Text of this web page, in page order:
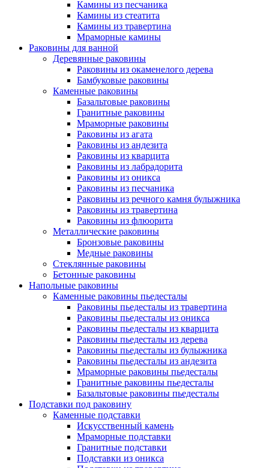
Камины из песчаника
Камины из стеатита
Камины из травертина
Мраморные камины
Раковины для ванной
Деревянные раковины
Раковины из окаменелого дерева
Бамбуковые раковины
Каменные раковины
Базальтовые раковины
Гранитные раковины
Мраморные раковины
Раковины из агата
Раковины из андезита
Раковины из кварцита
Раковины из лабрадорита
Раковины из оникса
Раковины из песчаника
Раковины из речного камня булыжника
Раковины из травертина
Раковины из флюорита
Металлические раковины
Бронзовые раковины
Медные раковины
Стеклянные раковины
Бетонные раковины
Напольные раковины
Каменные раковины пьедесталы
Раковины пьедесталы из травертина
Раковины пьедесталы из оникса
Раковины пьедесталы из кварцита
Раковины пьедесталы из дерева
Раковины пьедесталы из булыжника
Раковины пьедесталы из андезита
Мраморные раковины пьедесталы
Гранитные раковины пьедесталы
Базальтовые раковины пьедесталы
Подставки под раковину
Каменные подставки
Искусственный камень
Мраморные подставки
Гранитные подставки
Подставки из оникса